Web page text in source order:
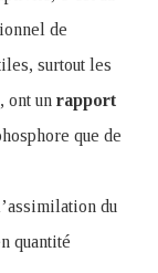
de
surtout les
ont un rapport
que de
du
quantité